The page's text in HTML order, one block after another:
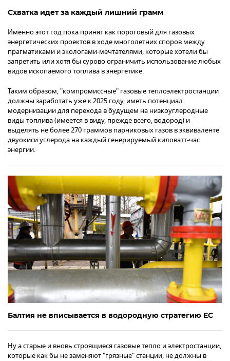
Схватка идет за каждый лишний грамм
Именно этот год пока принят как пороговый для газовых
энергетических проектов в ходе многолетних споров между
прагматиками и экологами-мечтателями, которые хотели бы
запретить или хотя бы сурово ограничить использование любых
видов ископаемого топлива в энергетике.
Таким образом, "компромиссные" газовые теплоэлектростанции
должны заработать уже к 2025 году, иметь потенциал
модернизации для перехода в будущем на низкоуглеродные
виды топлива (имеется в виду, прежде всего, водород) и
выделять не более 270 граммов парниковых газов в эквиваленте
двуокиси углерода на каждый генерируемый киловатт-час
энергии.
Балтия не вписывается в водородную стратегию ЕС
Ну а старые и вновь строящиеся газовые тепло и электростанции,
которые как бы не заменяют "грязные" станции, не должны в